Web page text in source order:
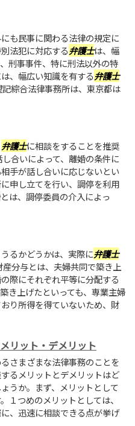
も民事に関わる法律の規定に
法犯に対応する弁護士は、幅
刑事事件、特に刑法以外の特
、幅広い知識を有する弁護士
綜合法律事務所は、東京都は
弁護士に相談をすることを推奨
合いによって、離婚の条件に
手が話し合いに応じないとい
申し立てを行い、調停を利用
は、調停委員の介入によっ
るかどうかは、実際に弁護士
分与とは、夫婦共同で築き上
際にそれぞれ平等に分配する
き上げたといっても、専業主婦
り所得を得ていないため、財
リット・デメリット
さまざまな法律事務のことを
るメリットとデメリットはど
うか。まず、メリットとして
１つめのメリットとしては、
、迅速に相談できる点が挙げ